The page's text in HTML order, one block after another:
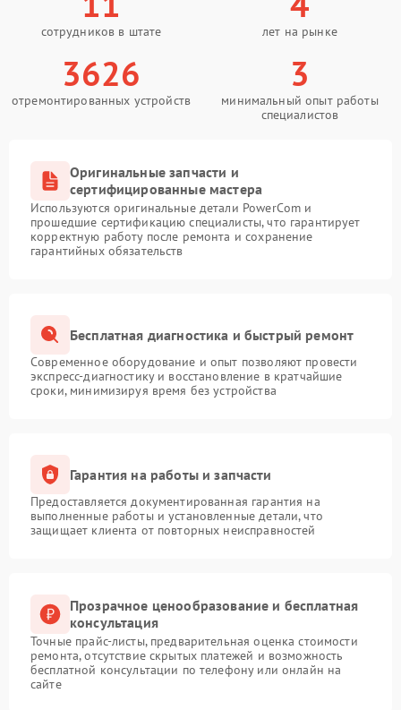
сотрудников в штате лет на рынке
3626
отремонтированных устройств
3
минимальный опыт работы
специалистов
Оригинальные запчасти и
сертифицированные мастера
Используются оригинальные детали PowerCom и
прошедшие сертификацию специалисты, что гарантирует
корректную работу после ремонта и сохранение
гарантийных обязательств
Бесплатная диагностика и быстрый ремонт
Современное оборудование и опыт позволяют провести
экспресс-диагностику и восстановление в кратчайшие
сроки, минимизируя время без устройства
Гарантия на работы и запчасти
Предоставляется документированная гарантия на
выполненные работы и установленные детали, что
защищает клиента от повторных неисправностей
Прозрачное ценообразование и бесплатная
консультация
Точные прайс-листы, предварительная оценка стоимости
ремонта, отсутствие скрытых платежей и возможность
бесплатной консультации по телефону или онлайн на
сайте